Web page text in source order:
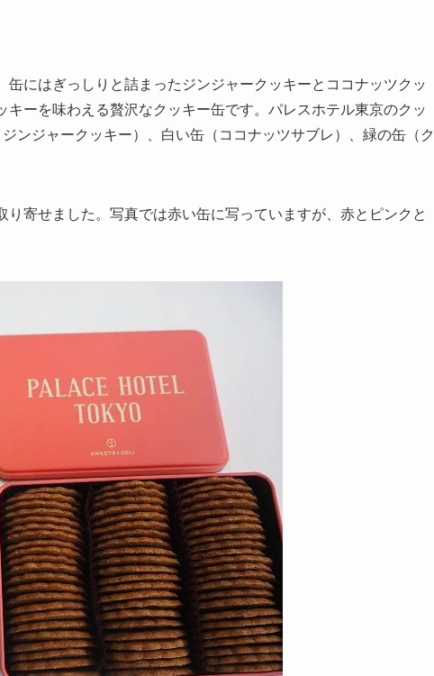
にはぎっしりと詰まったジンジャークッキーとココナッツクッ
ーを味わえる贅沢なクッキー缶です。パレスホテル東京のクッ
ンジャークッキー）、白い缶（ココナッツサブレ）、緑の缶（ク
寄せました。写真では赤い缶に写っていますが、赤とピンクと